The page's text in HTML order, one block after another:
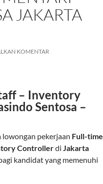
JAKARTA
KOMENTAR
– Inventory
Sentosa –
lowongan pekerjaan Full-time
Controllerdi Jakarta
kandidat yang memenuhi